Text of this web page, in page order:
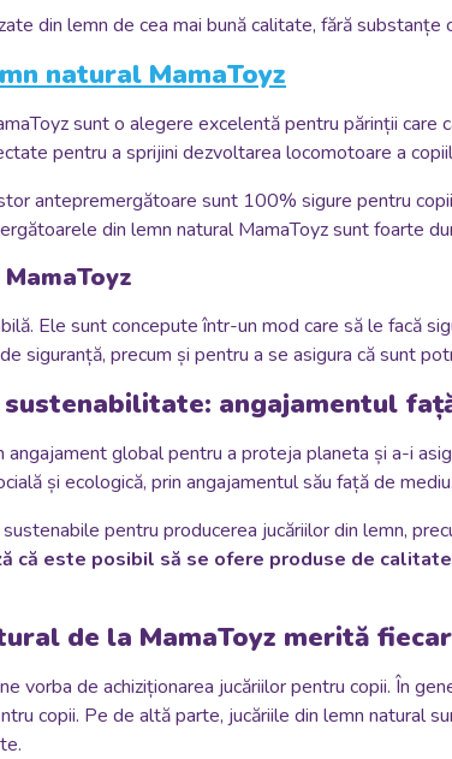
din lemn de cea mai bună calitate, fără substanțe
natural MamaToyz
sunt o alegere excelentă pentru părinții
pentru a sprijini dezvoltarea locomotoare a
antepremergătoare sunt 100% sigure pentru
din lemn natural MamaToyz sunt foarte
Ele sunt concepute într-un mod care să le facă
siguranță, precum și pentru a se asigura că sunt
angajamentul
global pentru a proteja planeta și a-i
și ecologică, prin angajamentul său față de mediu.
pentru producerea jucăriilor din lemn,
că este posibil să se ofere produse de
de la MamaToyz merită
vorba de achiziționarea jucăriilor pentru copii. În
copii. Pe de altă parte, jucăriile din lemn natural